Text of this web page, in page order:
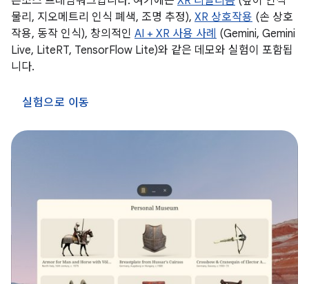
물리, 지오메트리 인식 폐색, 조명 추정), XR 상호작용 (손 상호
작용, 동작 인식), 창의적인 AI + XR 사용 사례 (Gemini, Gemini
Live, LiteRT, TensorFlow Lite)와 같은 데모와 실험이 포함됩
니다.
실험으로 이동